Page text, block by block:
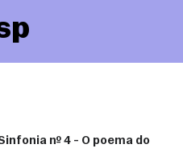
nº 4 – O poema do